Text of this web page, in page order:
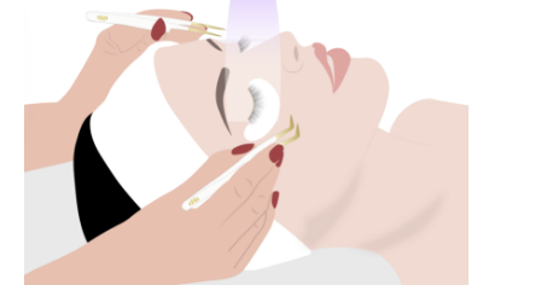
aufbewahrt werden. Dadurch bleibt die Konsistenz
erhalten und ein Verkleben der Düse wird reduziert.
Wirtschaftlichkeit (5 + 1 Set) Bei optimalen
Bedingungen lassen sich 6 Tuben (gesamt 24 g) in
ca. 480 Tropfen aufteilen. Die Berechnung basiert auf
1 Tropfen pro Auge (= 2 Tropfen pro Kundin).
Nettopreis Set: 199,50 € Kosten pro Tropfen: 199,50 €
÷ 480 Tropfen = ca. 0,42 € pro Tropfen Kosten pro
Kundin (2 Augen): 2 Tropfen = ca. 0,84 € Diese
Kalkulation gilt bei optimalen, in der Praxis sehr
einfach erreichbaren Bedingungen (saubere
Dosierung, dünnviskoser Kleber, korrekte
Anwendung).